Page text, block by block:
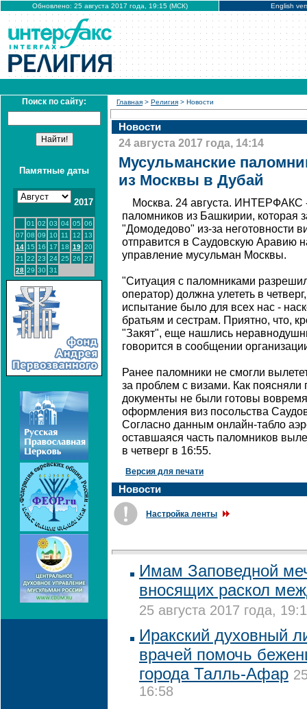
Обновлено: 25 августа 2017 года, 19:15 (МСК) English
Поиск по сайту:
Памятные даты
2017
01 02 03 04 05 06
07 08 09 10 11 12
13
14 15 16 17 18 19 20
21 22 23 24 25 26 27
28 29 30 31
Главная > Религия > Новости
Новости
24 августа 2017 года, 14:14
Мусульманские
из Москвы в Дубай
Москва. 24 августа. ИНТЕРФАКС
паломников из Башкирии, которая
"Домодедово" из-за неготовности
отправится в Саудовскую Аравию
управление мусульман Москвы.
"Ситуация с паломниками
оператор) должна улететь в
испытание было для всех нас -
братьям и сестрам. Приятно, что,
"Закят", еще нашлись
говорится в сообщении
Ранее паломники не смогли
за проблем с визами. Как поясняли
документы не были готовы
оформления виз посольства
Согласно данным онлайн-табло
оставшаяся часть паломников
в четверг в 16:55.
Версия для печати
Новости
Настройка ленты
Имам Заповедной
вносящих раскол
25 августа 2017 года,
Иракский духовный
врачей помочь
города Талль-Афар
16:58